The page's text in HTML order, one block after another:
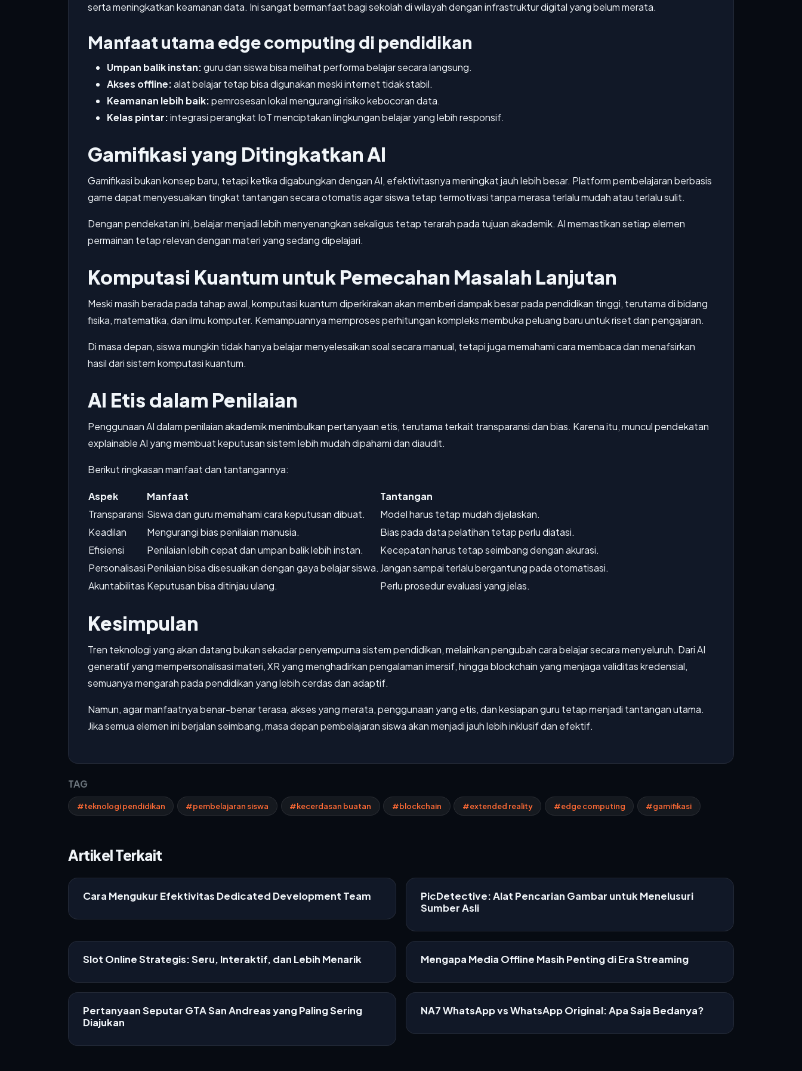
serta meningkatkan keamanan data. Ini sangat bermanfaat bagi sekolah di wilayah dengan infrastruktur digital yang belum merata.
Manfaat utama edge computing di pendidikan
Umpan balik instan:guru dan siswa bisa melihat performa belajar secara langsung.
Akses offline:alat belajar tetap bisa digunakan meski internet tidak stabil.
Keamanan lebih baik:pemrosesan lokal mengurangi risiko kebocoran data.
Kelas pintar:integrasi perangkat IoT menciptakan lingkungan belajar yang lebih responsif.
Gamifikasi yang Ditingkatkan AI
Gamifikasi bukan konsep baru, tetapi ketika digabungkan dengan AI, efektivitasnya meningkat jauh lebih besar. Platform pembelajaran berbasis
game dapat menyesuaikan tingkat tantangan secara otomatis agar siswa tetap termotivasi tanpa merasa terlalu mudah atau terlalu sulit.
Dengan pendekatan ini, belajar menjadi lebih menyenangkan sekaligus tetap terarah pada tujuan akademik. AI memastikan setiap elemen
permainan tetap relevan dengan materi yang sedang dipelajari.
Komputasi Kuantum untuk Pemecahan Masalah Lanjutan
Meski masih berada pada tahap awal, komputasi kuantum diperkirakan akan memberi dampak besar pada pendidikan tinggi, terutama di bidang
fisika, matematika, dan ilmu komputer. Kemampuannya memproses perhitungan kompleks membuka peluang baru untuk riset dan pengajaran.
Di masa depan, siswa mungkin tidak hanya belajar menyelesaikan soal secara manual, tetapi juga memahami cara membaca dan menafsirkan
hasil dari sistem komputasi kuantum.
AI Etis dalam Penilaian
Penggunaan AI dalam penilaian akademik menimbulkan pertanyaan etis, terutama terkait transparansi dan bias. Karena itu, muncul pendekatan
explainable AI yang membuat keputusan sistem lebih mudah dipahami dan diaudit.
Berikut ringkasan manfaat dan tantangannya:
Aspek Manfaat
Tantangan
Transparansi Siswa dan guru memahami cara keputusan dibuat.
Model harus tetap mudah dijelaskan.
Keadilan
Mengurangi bias penilaian manusia.
Bias pada data pelatihan tetap perlu diatasi.
Efisiensi
Penilaian lebih cepat dan umpan balik lebih instan.
Kecepatan harus tetap seimbang dengan akurasi.
PersonalisasiPenilaian bisa disesuaikan dengan gaya belajar siswa. Jangan sampai terlalu bergantung pada otomatisasi.
Akuntabilitas Keputusan bisa ditinjau ulang. Perlu prosedur evaluasi yang jelas.
Kesimpulan
Tren teknologi yang akan datang bukan sekadar penyempurna sistem pendidikan, melainkan pengubah cara belajar secara menyeluruh. Dari AI
generatif yang mempersonalisasi materi, XR yang menghadirkan pengalaman imersif, hingga blockchain yang menjaga validitas kredensial,
semuanya mengarah pada pendidikan yang lebih cerdas dan adaptif.
Namun, agar manfaatnya benar-benar terasa, akses yang merata, penggunaan yang etis, dan kesiapan guru tetap menjadi tantangan utama.
Jika semua elemen ini berjalan seimbang, masa depan pembelajaran siswa akan menjadi jauh lebih inklusif dan efektif.
TAG
#teknologi pendidikan #pembelajaran siswa #kecerdasan buatan #blockchain #extended reality #edge computing #gamifikasi
Artikel Terkait
Cara Mengukur Efektivitas Dedicated Development Team
PicDetective: Alat Pencarian Gambar untuk Menelusuri
Sumber Asli
Slot Online Strategis: Seru, Interaktif, dan Lebih Menarik Mengapa Media Offline Masih Penting di Era Streaming
Pertanyaan Seputar GTA San Andreas yang Paling Sering
Diajukan
NA7 WhatsApp vs WhatsApp Original: Apa Saja Bedanya?